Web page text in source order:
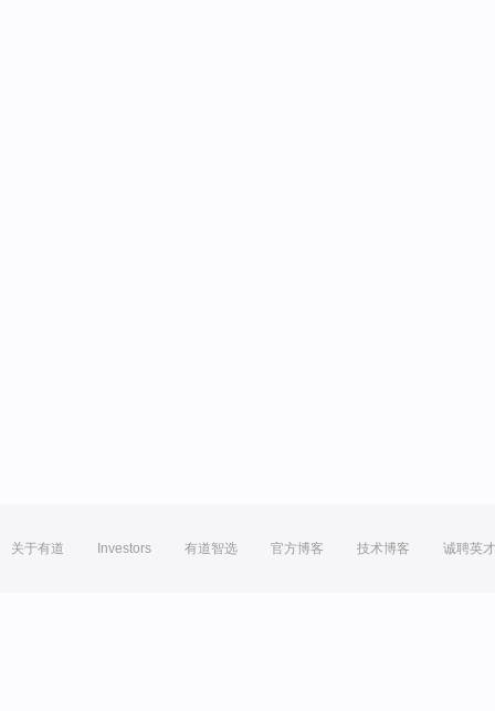
关于有道 Investors 有道智选 官方博客 技术博客 诚聘英才